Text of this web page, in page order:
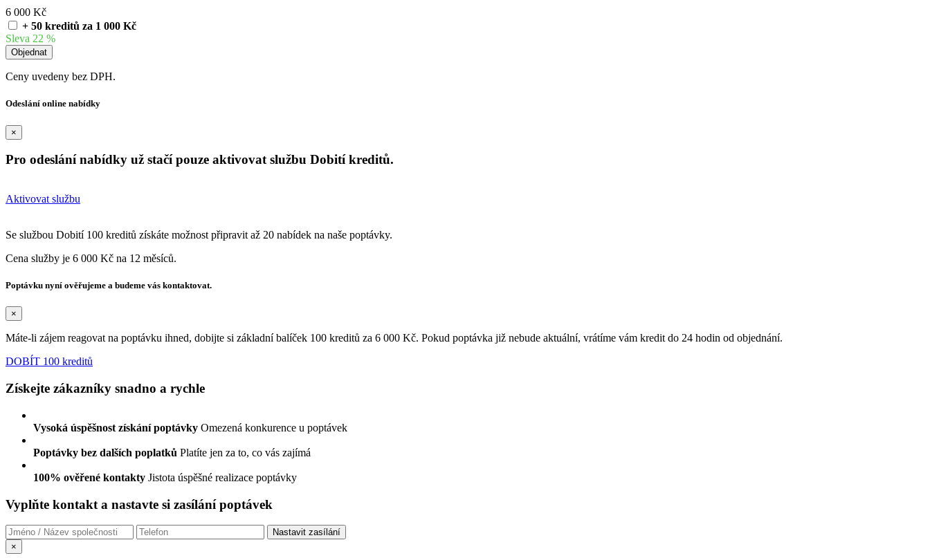
6 000 Kč
+ 50 kreditů za 1 000 Kč
Sleva 22 %
Ceny uvedeny bez DPH.
Odeslání online nabídky
×
Pro odeslání nabídky už stačí pouze aktivovat službu Dobití kreditů.
Aktivovat službu
Se službou Dobití 100 kreditů získáte možnost připravit až 20 nabídek na naše poptávky.
Cena služby je 6 000 Kč na 12 měsíců.
Poptávku nyní ověřujeme a budeme vás kontaktovat.
×
Máte-li zájem reagovat na poptávku ihned, dobijte si základní balíček 100 kreditů za 6 000 Kč. Pokud poptávka již nebude aktuální, vrátíme vám kredit do 24 hodin od objednání.
DOBÍT 100 kreditů
Získejte zákazníky snadno a rychle
Vysoká úspěšnost získání poptávky Omezená konkurence u poptávek
Poptávky bez dalších poplatků Platíte jen za to, co vás zajímá
100% ověřené kontakty Jistota úspěšné realizace poptávky
Vyplňte kontakt a nastavte si zasílání poptávek
×